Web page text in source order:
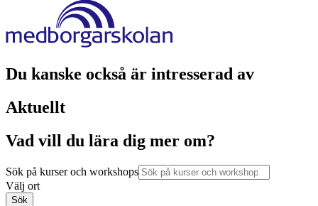
Du kanske också är intresserad av
Aktuellt
Vad vill du lära dig mer om?
Sök på kurser och workshops
Välj ort
Sök